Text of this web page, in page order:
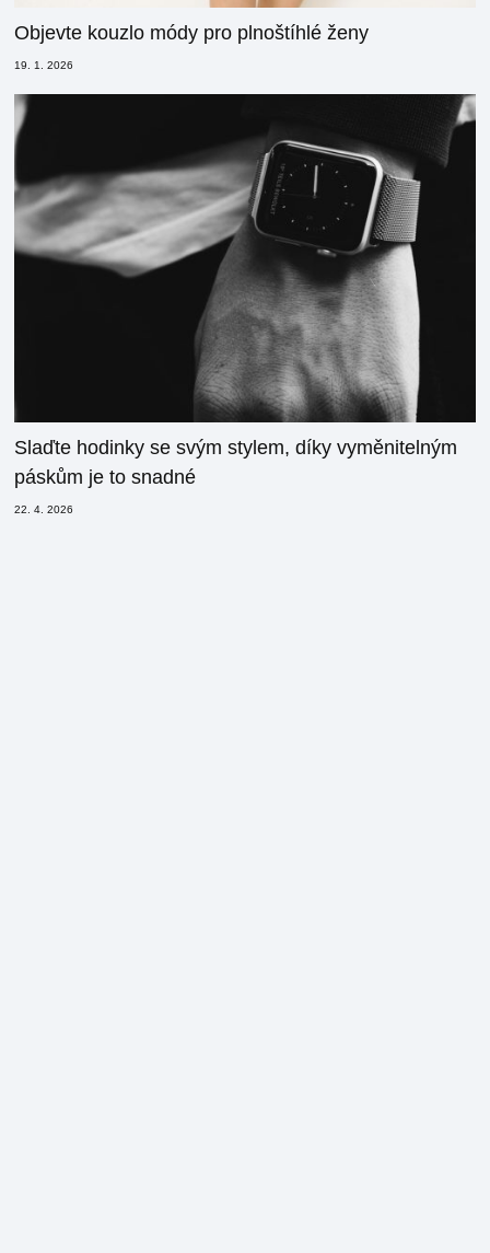
Objevte kouzlo módy pro plnoštíhlé ženy
19. 1. 2026
Slaďte hodinky se svým stylem, díky vyměnitelným
páskům je to snadné
22. 4. 2026